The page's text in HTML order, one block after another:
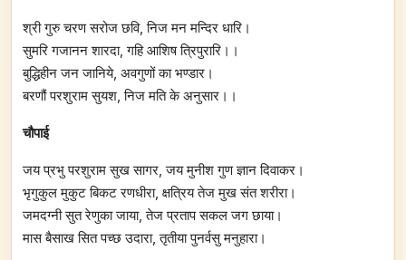
श्री गुरु चरण सरोज छवि, निज मन मन्दिर धारि।
सुमरि गजानन शारदा, गहि आशिष त्रिपुरारि।।
बुद्धिहीन जन जानिये, अवगुणों का भण्डार।
बरणौं परशुराम सुयश, निज मति के अनुसार।।
चौपाई
जय प्रभु परशुराम सुख सागर, जय मुनीश गुण ज्ञान दिवाकर।
भृगुकुल मुकुट बिकट रणधीरा, क्षत्रिय तेज मुख संत शरीरा।
जमदग्नी सुत रेणुका जाया, तेज प्रताप सकल जग छाया।
मास बैसाख सित पच्छ उदारा, तृतीया पुनर्वसु मनुहारा।